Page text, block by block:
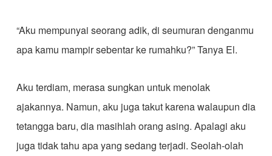
“Aku mempunyai seorang adik, di seumuran denganmu
apa kamu mampir sebentar ke rumahku?” Tanya El.
Aku terdiam, merasa sungkan untuk menolak
ajakannya. Namun, aku juga takut karena walaupun dia
tetangga baru, dia masihlah orang asing. Apalagi aku
juga tidak tahu apa yang sedang terjadi. Seolah-olah